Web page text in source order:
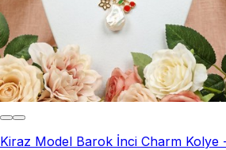
Kiraz Model Barok İnci Charm Kolye